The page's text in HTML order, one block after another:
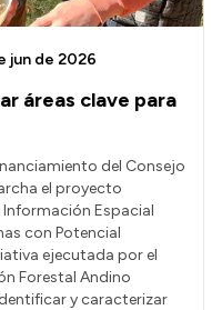
áreas clave para
jun de 2026
del Consejo
el proyecto
Espacial
con Potencial
ejecutada por el
Forestal Andino
y caracterizar